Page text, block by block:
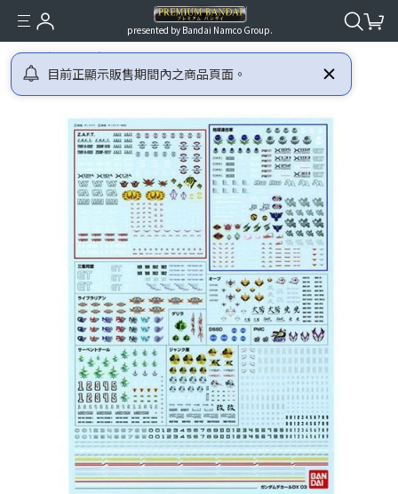
presented by Bandai Namco Group.
目前正顯示販售期間內之商品頁面。
首頁 鋼彈 GUNDAM DECAL DX03 [2026年9月發送]